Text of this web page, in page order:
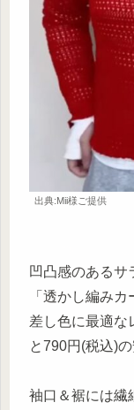
出典:Mii様ご提供
凹凸感のあるサ
「透かし編み
差し色に最適な
と790円(税込)の
袖口＆裾には繊